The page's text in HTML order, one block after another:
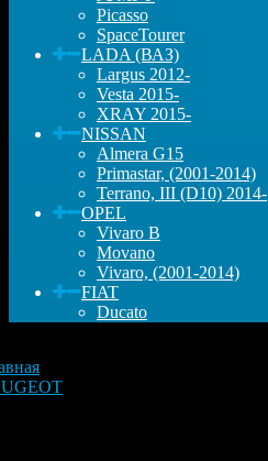
Picasso
SpaceTourer
LADA (ВАЗ)
Largus 2012-
Vesta 2015-
XRAY 2015-
NISSAN
Almera G15
Primastar, (2001-2014)
Terrano, III (D10) 2014-
OPEL
Vivaro B
Movano
Vivaro, (2001-2014)
FIAT
Ducato